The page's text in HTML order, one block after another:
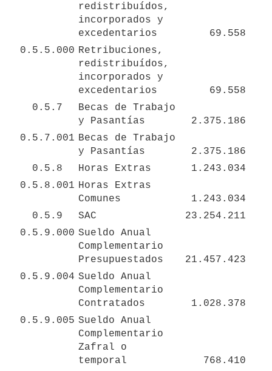
redistribuídos,
incorporados y
excedentarios
69.558
0.5.5.000 Retribuciones,
redistribuídos,
incorporados y
excedentarios
69.558
0.5.7
Becas de Trabajo
y Pasantías
2.375.186
0.5.7.001 Becas de Trabajo
y Pasantías
2.375.186
0.5.8
Horas Extras
1.243.034
0.5.8.001 Horas Extras
Comunes
1.243.034
0.5.9
SAC
23.254.211
0.5.9.000 Sueldo Anual
Complementario
Presupuestados
21.457.423
0.5.9.004 Sueldo Anual
Complementario
Contratados
1.028.378
0.5.9.005 Sueldo Anual
Complementario
Zafral o
temporal
768.410